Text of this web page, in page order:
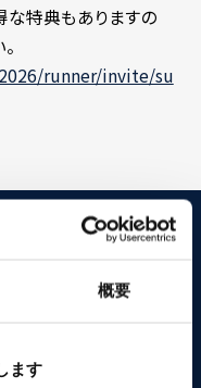
概要
ます
な特典もありますの
runner/invite/su
してください。